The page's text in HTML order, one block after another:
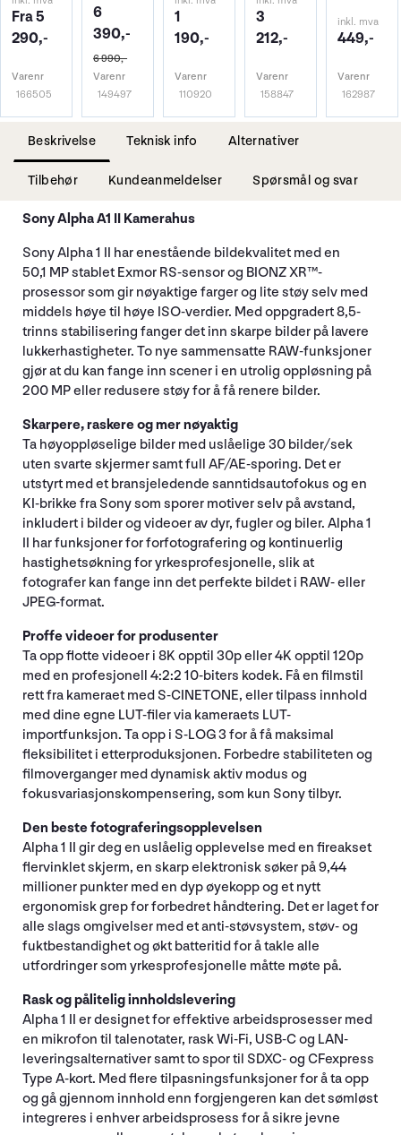
Fra 5
290,-
Varenr
166505
6
390,-
6 990,-
Varenr
149497
1
190,-
Varenr
110920
3
212,-
Varenr
158847
inkl. mva
449,-
Varenr
162987
Beskrivelse Teknisk info Alternativer
Tilbehør Kundeanmeldelser Spørsmål og svar
Sony Alpha A1 II Kamerahus
Sony Alpha 1 II har enestående bildekvalitet med en
50,1 MP stablet Exmor RS-sensor og BIONZ XR™-
prosessor som gir nøyaktige farger og lite støy selv med
middels høye til høye ISO-verdier. Med oppgradert 8,5-
trinns stabilisering fanger det inn skarpe bilder på lavere
lukkerhastigheter. To nye sammensatte RAW-funksjoner
gjør at du kan fange inn scener i en utrolig oppløsning på
200 MP eller redusere støy for å få renere bilder.
Skarpere, raskere og mer nøyaktig
Ta høyoppløselige bilder med uslåelige 30 bilder/sek
uten svarte skjermer samt full AF/AE-sporing. Det er
utstyrt med et bransjeledende sanntidsautofokus og en
KI-brikke fra Sony som sporer motiver selv på avstand,
inkludert i bilder og videoer av dyr, fugler og biler. Alpha 1
II har funksjoner for forfotografering og kontinuerlig
hastighetsøkning for yrkesprofesjonelle, slik at
fotografer kan fange inn det perfekte bildet i RAW- eller
JPEG-format.
Proffe videoer for produsenter
Ta opp flotte videoer i 8K opptil 30p eller 4K opptil 120p
med en profesjonell 4:2:2 10-biters kodek. Få en filmstil
rett fra kameraet med S-CINETONE, eller tilpass innhold
med dine egne LUT-filer via kameraets LUT-
importfunksjon. Ta opp i S-LOG 3 for å få maksimal
fleksibilitet i etterproduksjonen. Forbedre stabiliteten og
filmoverganger med dynamisk aktiv modus og
fokusvariasjonskompensering, som kun Sony tilbyr.
Den beste fotograferingsopplevelsen
Alpha 1 II gir deg en uslåelig opplevelse med en fireakset
flervinklet skjerm, en skarp elektronisk søker på 9,44
millioner punkter med en dyp øyekopp og et nytt
ergonomisk grep for forbedret håndtering. Det er laget for
alle slags omgivelser med et anti-støvsystem, støv- og
fuktbestandighet og økt batteritid for å takle alle
utfordringer som yrkesprofesjonelle måtte møte på.
Rask og pålitelig innholdslevering
Alpha 1 II er designet for effektive arbeidsprosesser med
en mikrofon til talenotater, rask Wi-Fi, USB-C og LAN-
leveringsalternativer samt to spor til SDXC- og CFexpress
Type A-kort. Med flere tilpasningsfunksjoner for å ta opp
og gå gjennom innhold enn forgjengeren kan det sømløst
integreres i enhver arbeidsprosess for å sikre jevne